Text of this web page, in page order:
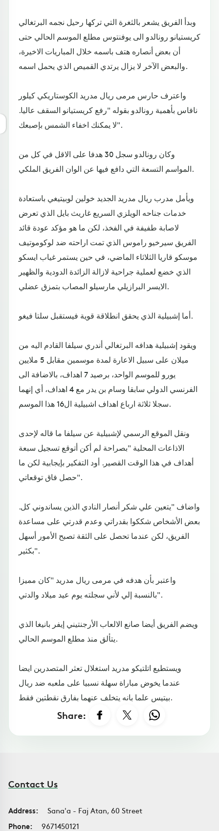
وبدأ الفريق يشعر بالثغرة التي تركها رحيل نجمه البرتغالي
كريستيانو رونالدو الى يوفنتوس مطلع الموسم الحالي حتى
أن بعض أنصاره هتف باسمه خلال المباريات الاخيرة،
والبعض الآخر لا يزال يرتدي القميص الذي يحمل اسمه.
واعترف حارس مرمى ريال مدريد الكوستاريكي كيلور
نافاس بأهمية رونالدو بقوله "رفع كريستيانو السقف عاليا.
لا يمكنك اخفاء الشمس بإصبعك".
وكان رونالدو سجل 30 هدفا على الاقل في كل من
المواسم التسعة التي دافع فيها عن الوان الفريق الملكي.
ويأمل مدرب ريال مدريد الجديد خولين لوبيتيغي باستعادة
خدمات جناحه الويلزي السريع غاريث بايل الذي تعرض
لاصابة طفيفة في الفخذ، لكن ما هو مؤكد عودة قائد
الفريق سيرخيو راموس الذي تمت اراحته ضد لوكوموتيف
موسكو قاريا الثلاثاء الماضي، في حين يستمر غياب ايسكو
الذي خضع لعملية جراحية لازالة الزائدة الدودية والظهير
الايسر البرازيلي مارسيلو المصاب بتمزق عضلي.
أما إشبيلية الذي يحقق انطلاقة قوية فيستقبل سلتا فيغو.
ويقود إشبيلية هدافه البرتغالي أندري سيلفا القادم اليه من
ميلان على سبيل الاعارة لمدة موسمين مقابل 5 ملايين
يورو للموسم الواحد، برصيد 7 اهداف، بالاضافة الى
الفرنسي الدولي سابقا وسام بن يدر مع 4 اهداف، أي إنهما
سجلا ثلاثة ارباع اهداف اشبيلية ال16 هذا الموسم.
ونقل الموقع الرسمي لإشبيلية عن سيلفا ما قاله لإحدى
الاذاعات المحلية "بصراحة لم أكن أتوقع تسجيل سبعة
أهداف في هذا الوقت القصير. أود التفكير بإيجابية لكن ما
حصل فاق توقعاتي".
واضاف "يتعين علي شكر أنصار النادي الذين يساندوني كل.
بعض الأشخاص شككوا بقدراتي وعدم قدرتي على مساعدة
الفريق، لكن عندما تحصل على الثقة تصبح الأمور أسهل
بكثير".
واعتبر بأن هدفه في مرمى ريال مدريد "كان مميزا
بالنسبة إلي لأني سجلته يوم عيد ميلاد والدتي".
ويضم الفريق أيضا صانع الالعاب الأرجنتيني إيفر بانيغا الذي
يتألق منذ مطلع الموسم الحالي.
ويستطيع اتلتيكو مدريد استغلال تعثر المتصدرين ايضا
عندما يخوض مباراة سهلة نسبيا على ملعبه ضد ريال
بيتيس علما بانه يتخلف عنهما بفارق نقطتين فقط.
Share:
Contact Us
Address:
Sana'a - Faj Atan, 60 Street
Phone:
9671450121